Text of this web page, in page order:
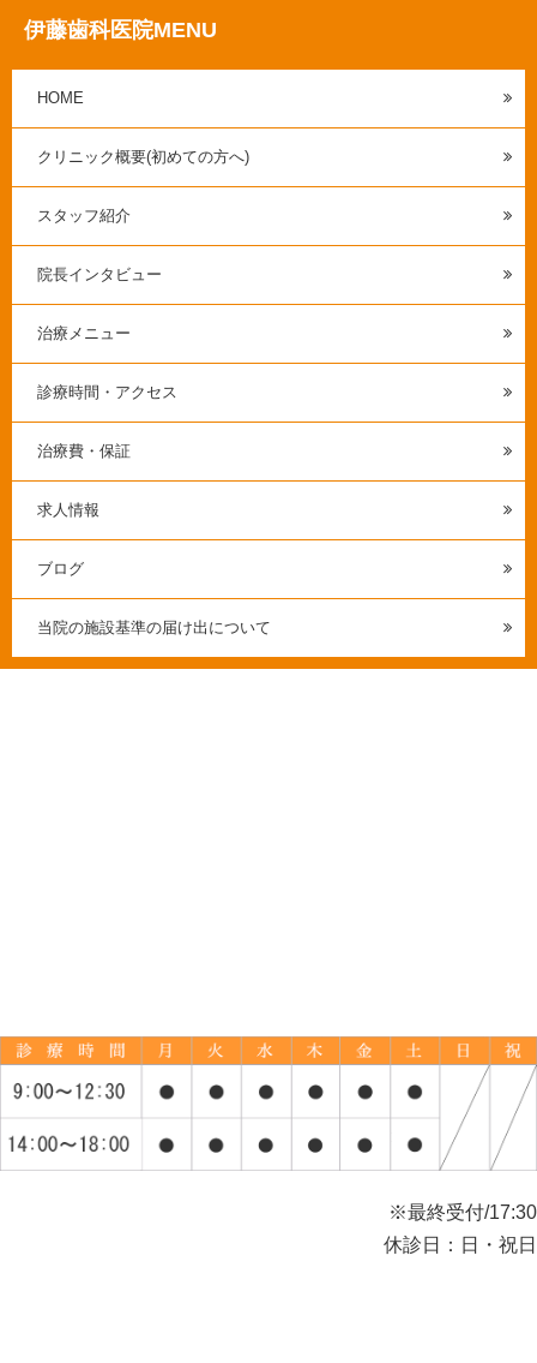
伊藤歯科医院MENU
HOME
クリニック概要(初めての方へ)
スタッフ紹介
院長インタビュー
治療メニュー
診療時間・アクセス
治療費・保証
求人情報
ブログ
当院の施設基準の届け出について
※最終受付/17:30
休診日：日・祝日